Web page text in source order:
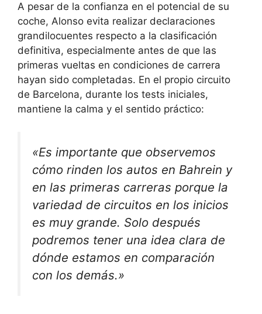
A pesar de la confianza en el potencial de su
coche, Alonso evita realizar declaraciones
grandilocuentes respecto a la clasificación
definitiva, especialmente antes de que las
primeras vueltas en condiciones de carrera
hayan sido completadas. En el propio circuito
de Barcelona, durante los tests iniciales,
mantiene la calma y el sentido práctico:
«Es importante que observemos
cómo rinden los autos en Bahrein y
en las primeras carreras porque la
variedad de circuitos en los inicios
es muy grande. Solo después
podremos tener una idea clara de
dónde estamos en comparación
con los demás.»